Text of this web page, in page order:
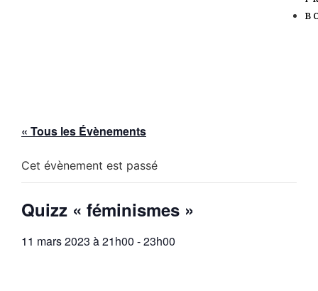
« Tous les Évènements
Cet évènement est passé
Quizz « féminismes »
11 mars 2023 à 21h00 -23h00